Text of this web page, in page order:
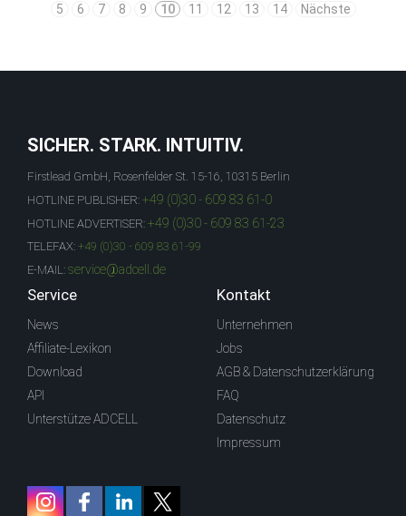
5
6 7 8 9 10 11 12 13 14 Nächste
SICHER. STARK. INTUITIV.
Firstlead GmbH, Rosenfelder St. 15-16, 10315 Berlin
HOTLINE PUBLISHER: +49 (0)30 - 609 83 61-0
HOTLINE ADVERTISER: +49 (0)30 - 609 83 61-23
TELEFAX: +49 (0)30 - 609 83 61-99
E-MAIL: service@adcell.de
Service
News
Affiliate-Lexikon
Download
API
Unterstütze ADCELL
Kontakt
Unternehmen
Jobs
AGB & Datenschutzerklärung
FAQ
Datenschutz
Impressum